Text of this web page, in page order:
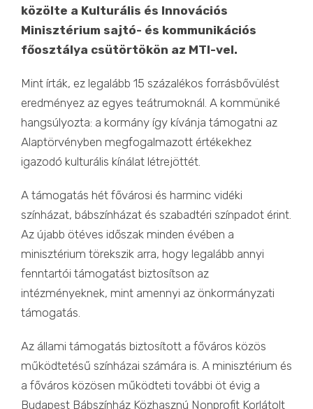
közölte a Kulturális és Innovációs
Minisztérium sajtó- és kommunikációs
főosztálya csütörtökön az MTI-vel.
Mint írták, ez legalább 15 százalékos forrásbővülést
eredményez az egyes teátrumoknál. A kommüniké
hangsúlyozta: a kormány így kívánja támogatni az
Alaptörvényben megfogalmazott értékekhez
igazodó kulturális kínálat létrejöttét.
A támogatás hét fővárosi és harminc vidéki
színházat, bábszínházat és szabadtéri színpadot érint.
Az újabb ötéves időszak minden évében a
minisztérium törekszik arra, hogy legalább annyi
fenntartói támogatást biztosítson az
intézményeknek, mint amennyi az önkormányzati
támogatás.
Az állami támogatás biztosított a főváros közös
működtetésű színházai számára is. A minisztérium és
a főváros közösen működteti további öt évig a
Budapest Bábszínház Közhasznú Nonprofit Korlátolt